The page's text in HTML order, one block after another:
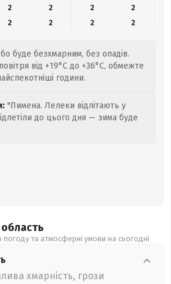
2
2 2
2
2
2 2 2
буде безхмарним, без опадів.
від +19°C до +36°C, обмежте
години.
"Пимена. Лелеки відлітають у
до цього дня — зима буде
область
погоду та атмосферні умови на сьогодні
хмарність, грози